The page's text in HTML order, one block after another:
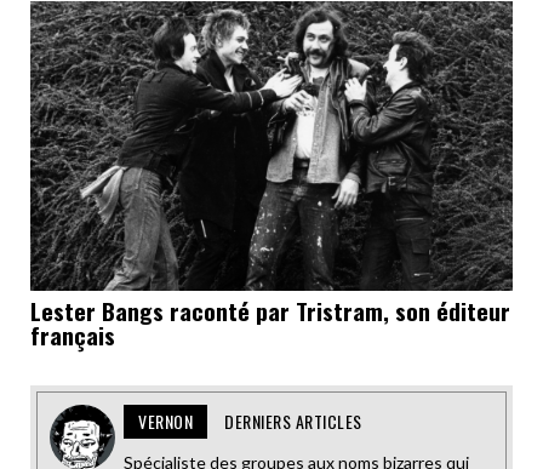
Lester Bangs raconté par Tristram, son éditeur
français
VERNON DERNIERS ARTICLES
Spécialiste des groupes aux noms bizarres qui